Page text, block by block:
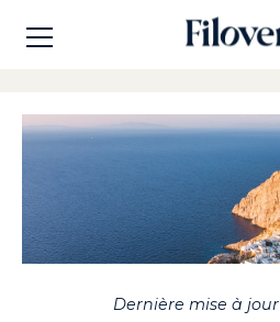
Dernière mise à jour